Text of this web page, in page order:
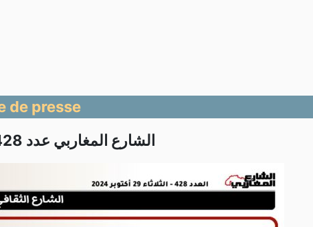
de presse
الشارع المغاربي عدد 428 29 أكتوبر 2024